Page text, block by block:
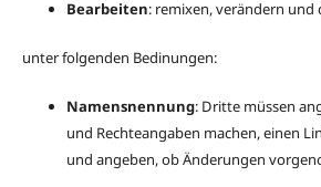
Bearbeiten: remixen, verändern und
unter folgenden Bedinungen:
Namensnennung: Dritte müssen
und Rechteangaben machen, einen
und angeben, ob Änderungen